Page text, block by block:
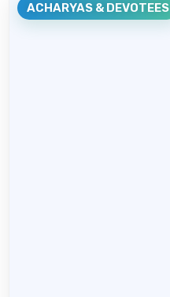
ACHARYAS & DEVOTEES